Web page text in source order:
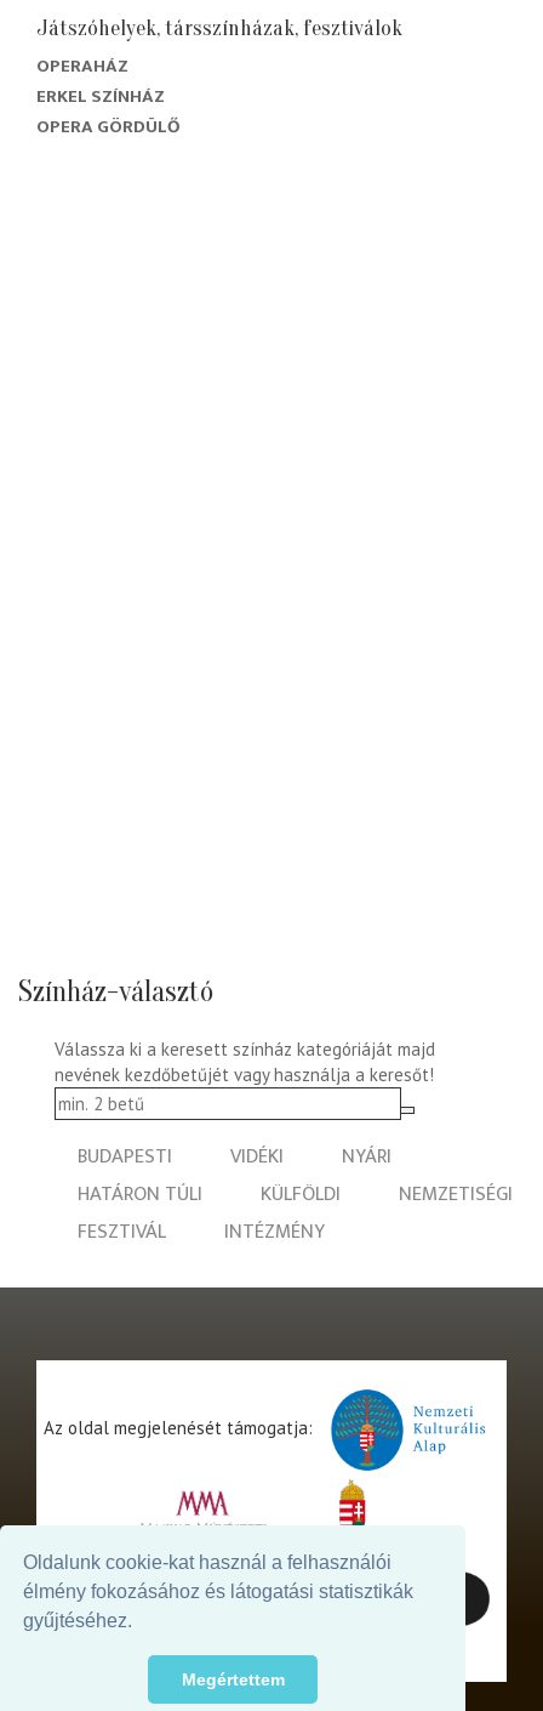
Oldalunk cookie-kat használ a felhasználói
élmény fokozásához és látogatási statisztikák
gyűjtéséhez.
Megértettem
Játszóhelyek, társszínházak, fesztiválok
OPERAHÁZ
ERKEL SZÍNHÁZ
OPERA GÖRDÜLŐ
Színház-választó
Válassza ki a keresett színház kategóriáját majd
nevének kezdőbetűjét vagy használja a keresőt!
BUDAPESTI VIDÉKI
NYÁRI
HATÁRON TÚLI
KÜLFÖLDI
NEMZETISÉGI
FESZTIVÁL
INTÉZMÉNY
Az oldal megjelenését támogatja: